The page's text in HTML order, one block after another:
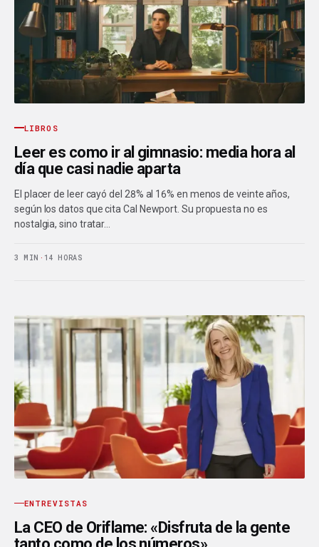
LIBROS
Leer es como ir al gimnasio: media hora al
día que casi nadie aparta
El placer de leer cayó del 28% al 16% en menos de veinte años,
según los datos que cita Cal Newport. Su propuesta no es
nostalgia, sino tratar…
3 MIN · 14 HORAS
ENTREVISTAS
La CEO de Oriflame: «Disfruta de la gente